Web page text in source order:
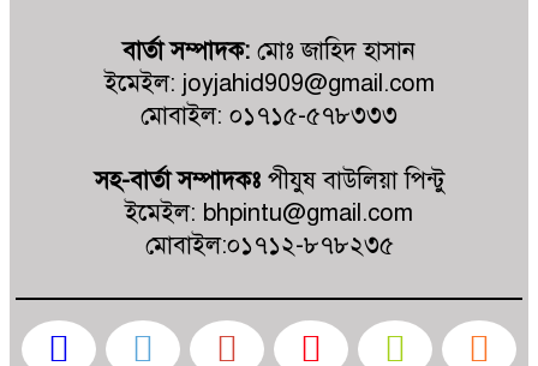
কালিগঞ্জ কুশুলিয়া উচ্চ মাধ্যমিক
বিদ্যালয়ের কমিটির অভিষেক অনুষ্ঠিত
ট্রাক জব্দ, চালক আটক
গাবুরা ইউনিয়ন ডিজিটাল তথ্য সেবা
কেন্দ্রে রবিউলের অত্যাচারে অতিষ্ঠ
সাধারণ মানুষ
সরকারের উন্নয়ন ও সফলতা প্রচারে
বার্তা সম্পাদক: মোঃ জাহিদ হাসান
ইমেইল: joyjahid909@gmail.com
মোবাইল: ০১৭১৫-৫৭৮৩৩৩
সহ-বার্তা সম্পাদকঃপীযুষ বাউলিয়া পিন্টু
ইমেইল: bhpintu@gmail.com
মোবাইল:০১৭১২-৮৭৮২৩৫